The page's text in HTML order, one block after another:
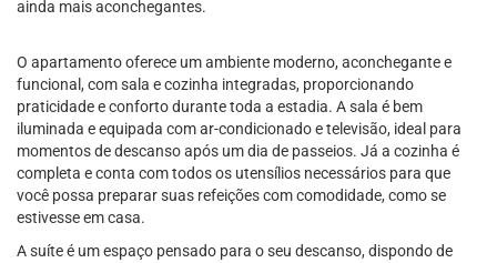
ainda mais aconchegantes.
O apartamento oferece um ambiente moderno, aconchegante e
funcional, com sala e cozinha integradas, proporcionando
praticidade e conforto durante toda a estadia. A sala é bem
iluminada e equipada com ar-condicionado e televisão, ideal para
momentos de descanso após um dia de passeios. Já a cozinha é
completa e conta com todos os utensílios necessários para que
você possa preparar suas refeições com comodidade, como se
estivesse em casa.
A suíte é um espaço pensado para o seu descanso, dispondo de